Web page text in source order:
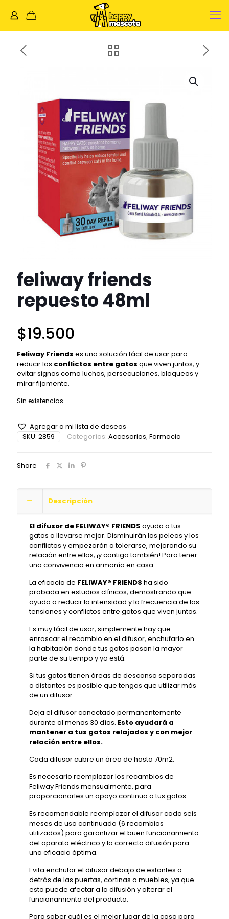
feliway friends
repuesto 48ml
$19.500
Feliway Friends es una solución fácil de usar para
reducir los conflictos entre gatos que viven juntos, y
evitar signos como luchas, persecuciones, bloqueos y
mirar fijamente.
Sin existencias
Agregar a mi lista de deseos
SKU: 2859 Categorías: Accesorios, Farmacia
Share
Descripción
El difusor de FELIWAY® FRIENDS ayuda a tus
gatos a llevarse mejor. Disminuirán las peleas y los
conflictos y empezarán a tolerarse, mejorando su
relación entre ellos, ¡y contigo también! Para tener
una convivencia en armonía en casa.
La eficacia de FELIWAY® FRIENDS ha sido
probada en estudios clínicos, demostrando que
ayuda a reducir la intensidad y la frecuencia de las
tensiones y conflictos entre gatos que viven juntos.
Es muy fácil de usar, simplemente hay que
enroscar el recambio en el difusor, enchufarlo en
la habitación donde tus gatos pasan la mayor
parte de su tiempo y ya está.
Si tus gatos tienen áreas de descanso separadas
o distantes es posible que tengas que utilizar más
de un difusor.
Deja el difusor conectado permanentemente
durante al menos 30 días. Esto ayudará a
mantener a tus gatos relajados y con mejor
relación entre ellos.
Cada difusor cubre un área de hasta 70m2.
Es necesario reemplazar los recambios de
Feliway Friends mensualmente, para
proporcionarles un apoyo continuo a tus gatos.
Es recomendable reemplazar el difusor cada seis
meses de uso continuado (6 recambios
utilizados) para garantizar el buen funcionamiento
del aparato eléctrico y la correcta difusión para
una eficacia óptima.
Evita enchufar el difusor debajo de estantes o
detrás de las puertas, cortinas o muebles, ya que
esto puede afectar a la difusión y alterar el
funcionamiento del producto.
Para saber cuál es el mejor lugar de la casa para